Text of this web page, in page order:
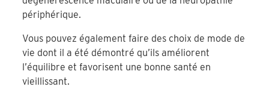
périphérique.
Vous pouvez également faire des choix de mode de
vie dont il a été démontré qu’ils améliorent
l’équilibre et favorisent une bonne santé en
vieillissant.